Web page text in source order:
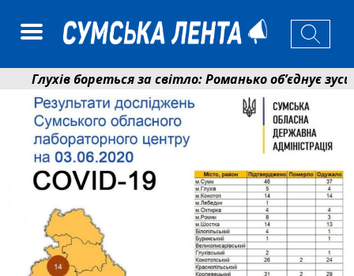
Глухів бореться за світло: Романько об’єднує
Пенсійний фонд Сумщини спрямував 0,2 млрд грн